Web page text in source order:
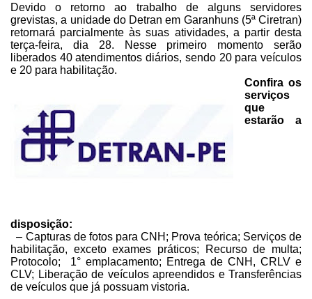
Devido o retorno ao trabalho de alguns servidores
grevistas, a unidade do Detran em Garanhuns(5ª Ciretran)
retornará parcialmente às suas atividades, a partir desta
terça-feira, dia 28. Nesse primeiro momento serão
liberados 40 atendimentos diários, sendo 20 para veículos
e 20 para habilitação.
Confira os
serviços
que
estarão a
disposição:
– Capturas de fotos para CNH; Prova teórica; Serviçosde
habilitação, exceto exames práticos; Recurso de multa;
Protocolo; 1° emplacamento; Entrega de CNH, CRLV e
CLV; Liberação de veículos apreendidos e Transferências
de veículos que já possuam vistoria.